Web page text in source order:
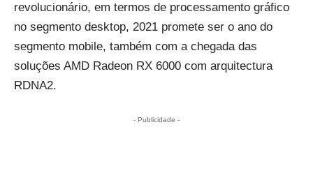
revolucionário, em termos de processamento gráfico
no segmento desktop, 2021 promete ser o ano do
segmento mobile, também com a chegada das
soluções AMD Radeon RX 6000 com arquitectura
RDNA2.
- Publicidade -